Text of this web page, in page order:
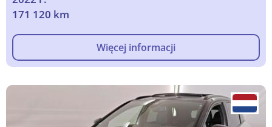
171 120 km
Więcej informacji